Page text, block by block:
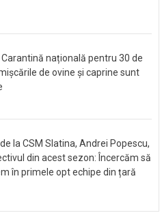
Carantină națională pentru 30 de
de ovine și caprine sunt
la CSM Slatina, Andrei Popescu,
din acest sezon: Încercăm să
în primele opt echipe din țară